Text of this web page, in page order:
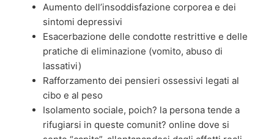
Aumento dell’insoddisfazione corporea e dei
sintomi depressivi
Esacerbazione delle condotte restrittive e delle
pratiche di eliminazione (vomito, abuso di
lassativi)
Rafforzamento dei pensieri ossessivi legati al
cibo e al peso
Isolamento sociale, poich? la persona tende a
rifugiarsi in queste comunit? online dove si